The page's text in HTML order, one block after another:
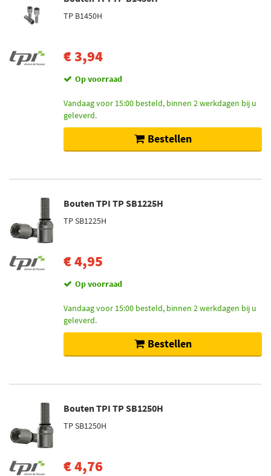
TP B1450H
€ 3,94
Op voorraad
Vandaag voor 15:00 besteld, binnen 2 werkdagen bij u
geleverd.
Bestellen
Bouten TPI TP SB1225H
TP SB1225H
€ 4,95
Op voorraad
Vandaag voor 15:00 besteld, binnen 2 werkdagen bij u
geleverd.
Bestellen
Bouten TPI TP SB1250H
TP SB1250H
€ 4,76